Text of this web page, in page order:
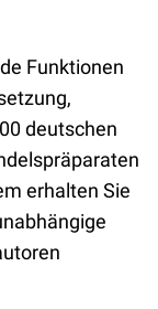
Funktionen
deutschen
erhalten Sie